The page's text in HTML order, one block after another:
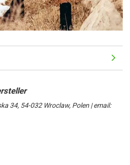
34, 54-032 Wroclaw, Polen | email: